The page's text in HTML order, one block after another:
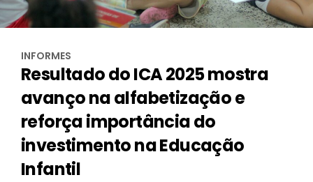
INFORMES
Resultado do ICA 2025 mostra
avanço na alfabetização e
reforça importância do
investimento na Educação
Infantil